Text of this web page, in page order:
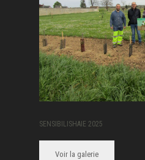
SENSIBILISHAIE 2025
Voir la galerie